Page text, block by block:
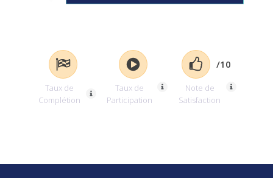
Taux de
Complétion
Taux de
Participation
/10
Note de
Satisfaction